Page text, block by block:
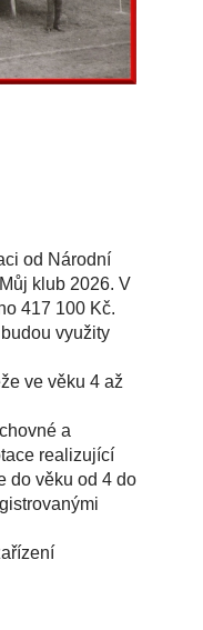
od Národní
klub 2026. V
417 100 Kč.
využity
ve věku 4 až
a
realizující
do věku od 4 do